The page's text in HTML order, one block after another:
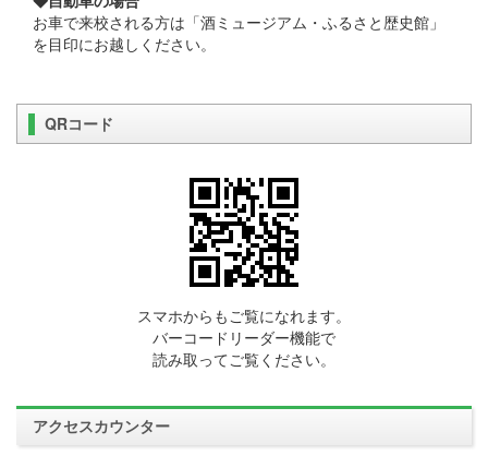
お車で来校される方は「酒ミュージアム・ふるさと歴史館」
を目印にお越しください。
QRコード
スマホからもご覧になれます。
バーコードリーダー機能で
読み取ってご覧ください。
アクセスカウンター